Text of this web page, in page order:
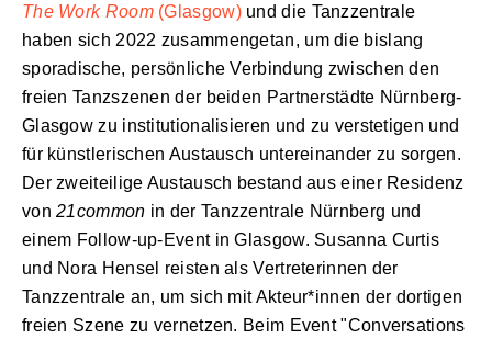
The Work Room(Glasgow)und die Tanzzentrale
haben sich 2022 zusammengetan, um die bislang
sporadische, persönliche Verbindung zwischen den
freien Tanzszenen der beiden Partnerstädte Nürnberg-
Glasgow zu institutionalisieren und zu verstetigen und
für künstlerischen Austausch untereinander zu sorgen.
Der zweiteilige Austausch bestand aus einer Residenz
von21common in der Tanzzentrale Nürnberg und
einem Follow-up-Event in Glasgow. Susanna Curtis
und Nora Hensel reisten als Vertreterinnen der
Tanzzentrale an, um sich mit Akteur*innen der dortigen
freien Szene zu vernetzen. Beim Event "Conversations